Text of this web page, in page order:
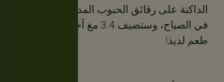
الداكنة على رقائق الحبوب المدعمة من نستله
في الصباح، وستضيف 3.4 مغ آخر من الحديد.
طعم لذيذ!